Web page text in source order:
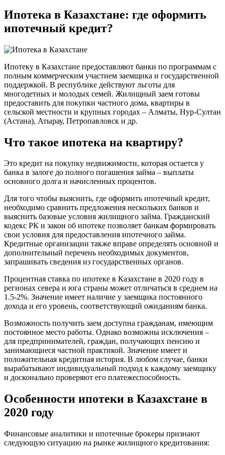
Ипотека в Казахстане: где оформить
ипотечный кредит?
Ипотеку в Казахстане предоставляют банки по программам с
полным коммерческим участием заемщика и государственной
поддержкой. В республике действуют льготы для
многодетных и молодых семей. Жилищный заем готовы
предоставить для покупки частного дома, квартиры в
сельской местности и крупных городах – Алматы, Нур-Султан
(Астана), Атырау, Петропавловск и др.
Что такое ипотека на квартиру?
Это кредит на покупку недвижимости, которая остается у
банка в залоге до полного погашения займа – выплаты
основного долга и начисленных процентов.
Для того чтобы выяснить, где оформить ипотечный кредит,
необходимо сравнить предложения нескольких банков и
выяснить базовые условия жилищного займа. Гражданский
кодекс РК и закон об ипотеке позволяет банкам формировать
свои условия для предоставления ипотечного займа.
Кредитные организации также вправе определять основной и
дополнительный перечень необходимых документов,
запрашивать сведения из государственных органов.
Процентная ставка по ипотеке в Казахстане в 2020 году в
регионах севера и юга страны может отличаться в среднем на
1.5-2%. Значение имеет наличие у заемщика постоянного
дохода и его уровень, соответствующий ожиданиям банка.
Возможность получить заем доступна гражданам, имеющим
постоянное место работы. Однако возможны исключения –
для предпринимателей, граждан, получающих пенсию и
занимающиеся частной практикой. Значение имеет и
положительная кредитная история. В любом случае, банки
вырабатывают индивидуальный подход к каждому заемщику
и досконально проверяют его платежеспособность.
Особенности ипотеки в Казахстане в
2020 году
Финансовые аналитики и ипотечные брокеры признают
следующую ситуацию на рынке жилищного кредитования: